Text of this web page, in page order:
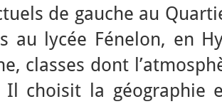
de gauche au
au lycée Fénelon, en
classes dont
Il choisit la géographie